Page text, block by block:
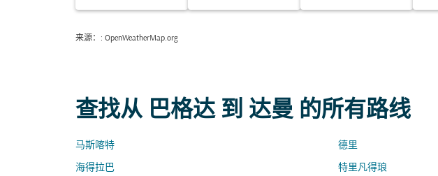
来源： : OpenWeatherMap.org
查找从 巴格达 到 达曼 的所有路线
马斯喀特 德里
海得拉巴 特里凡得琅